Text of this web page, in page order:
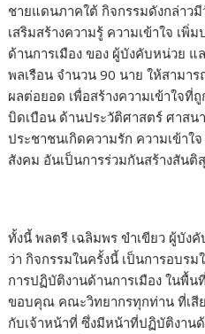
ชายแดนภาคใต้ กิจกรรมดังกล่าว
เสริมสร้างความรู้ ความเข้าใจ เ
ด้านการเมือง ของ ผู้บังคับหน่วย
พลเรือน จำนวน 90 นาย ให้สามา
ผลต่อยอด เพื่อสร้างความเข้าใจที่
บิดเบือน ด้านประวัติศาสตร์ ศาส
ประชาชนเกิดความรัก ความเข้า
สังคม อันเป็นการร่วมกันสร้างสัน
ทั้งนี้ พลตรี เฉลิมพร ขำเขียว ผู้บัง
ว่า กิจกรรมในครั้งนี้ เป็นการอบร
การปฏิบัติงานด้านการเมือง ในพื้
ขอบคุณ คณะวิทยากรทุกท่าน ที่เสี
กับเจ้าหน้าที่ ซึ่งมีหน้าที่ปฏิบัติงาน